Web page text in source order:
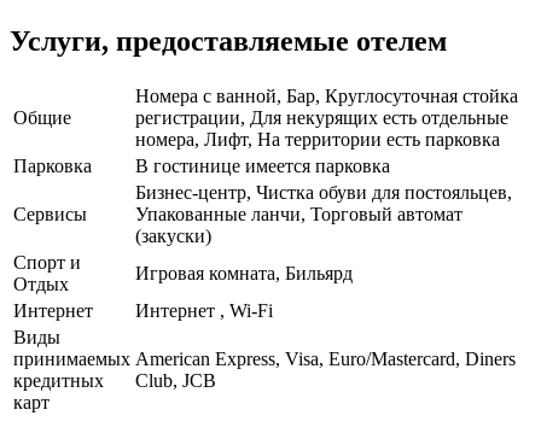
Услуги, предоставляемые отелем
Общие
Номера с ванной, Бар, Круглосуточная стойка
регистрации, Для некурящих есть отдельные
номера, Лифт, На территории есть парковка
Парковка
В гостинице имеется парковка
Сервисы
Бизнес-центр, Чистка обуви для постояльцев,
Упакованные ланчи, Торговый автомат
(закуски)
Спорт и
Отдых
Игровая комната, Бильярд
Интернет
Интернет , Wi-Fi
Виды
принимаемых
кредитных
карт
American Express, Visa, Euro/Mastercard, Diners
Club, JCB